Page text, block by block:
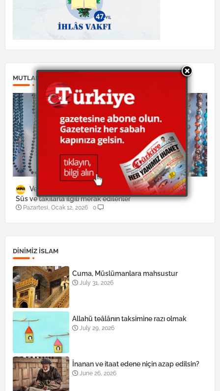
MUTLAKA OKUYUN:
Veka Medya
Süs ve takılarla ilgili merak edilenler
Pazartesi, Ocak 12, 2026 0
DINIMIZ ISLAM
Cuma, Müslümanlara mahsustur
July 31, 2026
Allahü teâlânın taksimine razı olmak
July 29, 2026
İnanan ve itaat edene niçin azap edilsin?
June 26, 2026